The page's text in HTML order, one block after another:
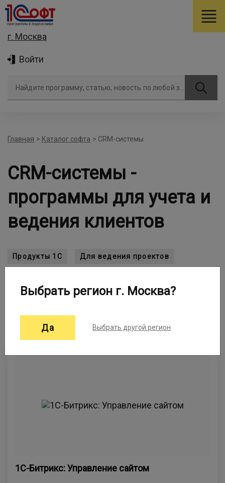
г. Москва
Войти
Главная > Каталог софта > CRM-системы
CRM-системы -
программы для учета и
ведения клиентов
Продукты 1С Для ведения проектов
Опросы, тесты, квизы
1С-Битрикс: Управление сайтом
Выбрать регион г. Москва?
Да Выбрать другой регион